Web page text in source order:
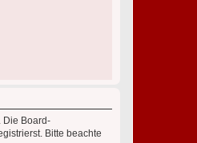
Die Board-
Bitte beachte